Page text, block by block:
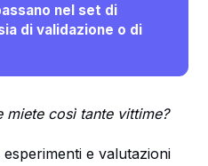
nel set di
di validazione o di
miete così tante vittime?
e valutazioni